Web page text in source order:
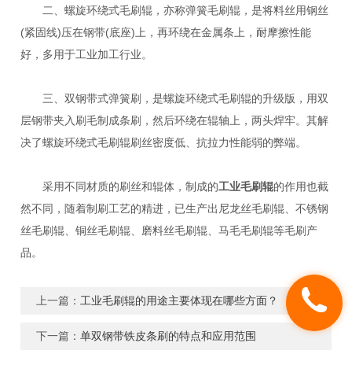
二、螺旋环绕式毛刷辊，亦称弹簧毛刷辊，是将料丝用钢丝
(紧固线)压在钢带(底座)上，再环绕在金属条上，耐摩擦性能
好，多用于工业加工行业。
三、双钢带式弹簧刷，是螺旋环绕式毛刷辊的升级版，用双
层钢带夹入刷毛制成条刷，然后环绕在辊轴上，两头焊牢。其解
决了螺旋环绕式毛刷辊刷丝密度低、抗拉力性能弱的弊端。
采用不同材质的刷丝和辊体，制成的工业毛刷辊的作用也截
然不同，随着制刷工艺的精进，已生产出尼龙丝毛刷辊、不锈钢
丝毛刷辊、铜丝毛刷辊、磨料丝毛刷辊、马毛毛刷辊等毛刷产
品。
上一篇：工业毛刷辊的用途主要体现在哪些方面？
下一篇：单双钢带铁皮条刷的特点和应用范围